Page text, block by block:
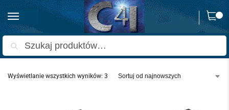
0
Strona główna Produkty oznaczone “przedłużacz USB 2.0”
Wyświetlanie wszystkich wyników: 3